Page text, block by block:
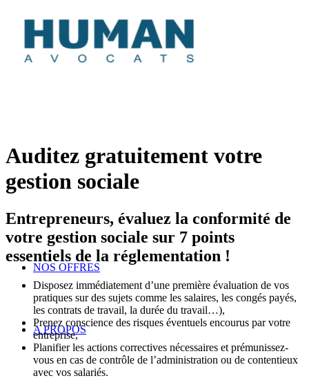
NOS OFFRES
A PROPOS
Auditez gratuitement votre
gestion sociale
Entrepreneurs, évaluez la conformité de
votre gestion sociale sur 7 points
essentiels de la réglementation !
Disposez immédiatement d’une première évaluation de vos
pratiques sur des sujets comme les salaires, les congés payés,
les contrats de travail, la durée du travail…),
Prenez conscience des risques éventuels encourus par votre
entreprise,
Planifier les actions correctives nécessaires et prémunissez-
vous en cas de contrôle de l’administration ou de contentieux
avec vos salariés.